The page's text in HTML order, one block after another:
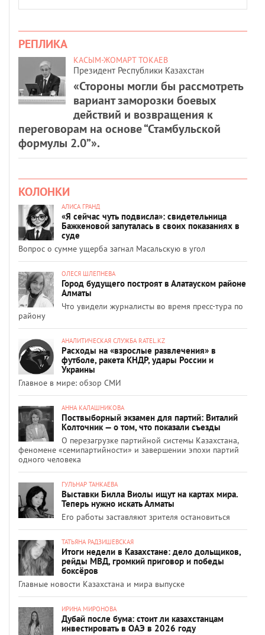
РЕПЛИКА
КАСЫМ-ЖОМАРТ ТОКАЕВ
Президент Республики Казахстан
«Стороны могли бы рассмотреть
вариант заморозки боевых
действий и возвращения к
переговорам на основе “Стамбульской
формулы 2.0”».
КОЛОНКИ
АЛИСА ГРАНД
«Я сейчас чуть подвисла»: свидетельница
Бажкеновой запуталась в своих показаниях в
суде
Вопрос о сумме ущерба загнал Масальскую в угол
ОЛЕСЯ ШЛЕПНЕВА
Город будущего построят в Алатауском районе
Алматы
Что увидели журналисты во время пресс-тура по
району
АНАЛИТИЧЕСКАЯ СЛУЖБА RATEL.KZ
Расходы на «взрослые развлечения» в
футболе, ракета КНДР, удары России и
Украины
Главное в мире: обзор СМИ
АННА КАЛАШНИКОВА
Поствыборный экзамен для партий: Виталий
Колточник — о том, что показали съезды
О перезагрузке партийной системы Казахстана,
феномене «семипартийности» и завершении эпохи партий
одного человека
ГУЛЬНАР ТАНКАЕВА
Выставки Билла Виолы ищут на картах мира.
Теперь нужно искать Алматы
Его работы заставляют зрителя остановиться
ТАТЬЯНА РАДЗИШЕВСКАЯ
Итоги недели в Казахстане: дело дольщиков,
рейды МВД, громкий приговор и победы
боксёров
Главные новости Казахстана и мира выпуске
ИРИНА МИРОНОВА
Дубай после бума: стоит ли казахстанцам
инвестировать в ОАЭ в 2026 году